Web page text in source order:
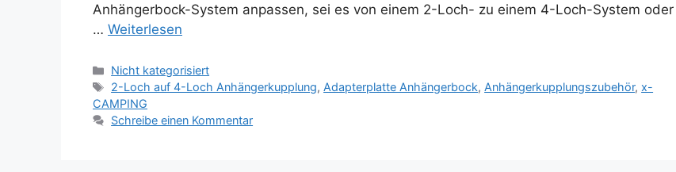
Anhängerbock-System anpassen, sei es von einem 2-Loch- zu einem 4-Loch-System oder
… Weiterlesen
Kategorien
Nicht kategorisiert
Schlagwörter
2-Loch auf 4-Loch Anhängerkupplung,Adapterplatte Anhängerbock,Anhängerkupplungszubehör,x-
CAMPING
Schreibe einen Kommentar